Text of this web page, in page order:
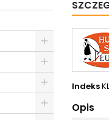
Indeks
Opis